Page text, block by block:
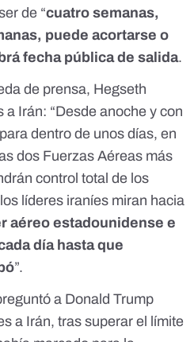
de “cuatro semanas,
puede acortarse o
fecha pública de salida.
de prensa, Hegseth
Irán: “Desde anoche y con
dentro de unos días, en
dos Fuerzas Aéreas más
control total de los
líderes iraníes miran hacia
aéreo estadounidense e
día hasta que
”.
a Donald Trump
a Irán, tras superar el límite